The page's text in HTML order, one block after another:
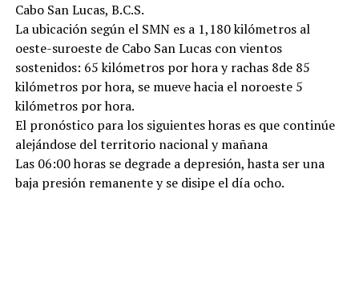
Cabo San Lucas, B.C.S.
La ubicación según el SMN es a 1,180 kilómetros al
oeste-suroeste de Cabo San Lucas con vientos
sostenidos: 65 kilómetros por hora y rachas 8de 85
kilómetros por hora, se mueve hacia el noroeste 5
kilómetros por hora.
El pronóstico para los siguientes horas es que continúe
alejándose del territorio nacional y mañana
Las 06:00 horas se degrade a depresión, hasta ser una
baja presión remanente y se disipe el día ocho.